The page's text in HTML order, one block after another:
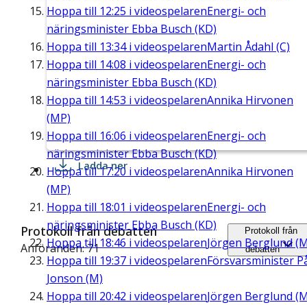
Hoppa till 12:25 i videospelarenEnergi- och
näringsminister Ebba Busch (KD)
Hoppa till 13:34i videospelarenMartin Ådahl (C)
Hoppa till 14:08 i videospelarenEnergi- och
näringsminister Ebba Busch (KD)
Hoppa till 14:53 i videospelarenAnnika Hirvonen
(MP)
Hoppa till 16:06 i videospelarenEnergi- och
näringsminister Ebba Busch (KD)
Hoppa till17:20 i videospelarenAnnika Hirvonen
(MP)
Hoppa till 18:01 i videospelarenEnergi- och
näringsminister Ebba Busch (KD)
Hoppa till 18:46 i videospelarenJörgen Berglund
Hoppa till 19:37 i videospelarenFörsvarsminister
Jonson (M)
Hoppa till 20:42 i videospelarenJörgen Berglund
Ladda ner
Protokoll från debatten
Anföranden: 71
Protokoll från
debatten